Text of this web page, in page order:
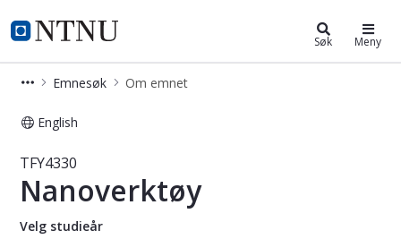
NTNU Hjemmeside
Studier Søk Meny
Emnesøk Om emnet
English
Emne - Nanoverktøy - TFY4330
TFY4330
Nanoverktøy
Velg studieår